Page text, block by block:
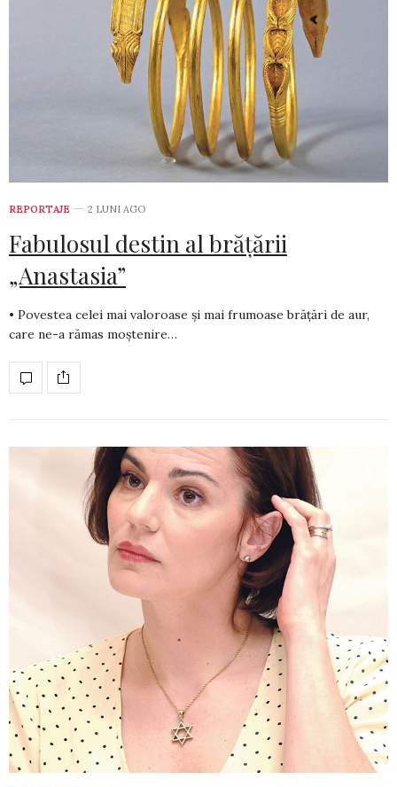
REPORTAJE 2 LUNI AGO
Fabulosul destin al brățării
„Anastasia”
• Povestea celei mai valoroase și mai frumoase brățări de aur,
care ne-a rămas moștenire…